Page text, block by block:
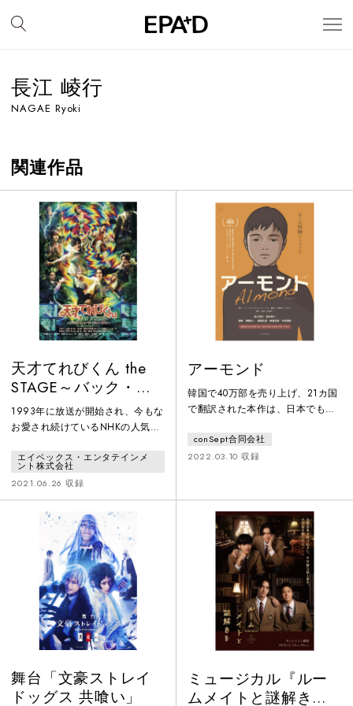
長江 崚行
NAGAE Ryoki
関連作品
天才てれびくん the
STAGE～バック・ト
ゥ・ザ・ジャングル
～
1993年に放送が開始され、今もな
お愛され続けているNHKの人気番
第1弾公演（2020年）は、チケッ
トは即完売、大好評のうちに幕を
閉じた。そして、第2弾本作の舞
またいで、大切なものを守る戦い
に挑む姿を描く。ジャングルで繰
り広げられる娯楽奪還大作戦!! こ
こに開幕！＜作品紹介＞天才てれ
びくんとは?「天てれ」の愛称で
知られる子ども番組『天才て
エイベックス・エンタテインメ
ント株式会社
2021.06.26 収録
アーモンド
韓国で40万部を売り上げ、21カ国
で翻訳された本作は、日本でも多
2020年本屋大賞翻訳小説部門の第
1位に輝き今も話題となっている。
作が、舞台作品として生まれ変わ
る！感情を持たず他人とのコミュ
ニケーションに悩む主人公ユンジ
ェは、ある出来事をきっかけに、
不遇な環境で育ち荒々しく振舞う
少年ゴニと出会う。対照的な二人
conSept合同会社
2022.03.10 収録
舞台「文豪ストレイ
ドッグス 共喰い」
ミュージカル『ルー
ムメイトと謎解き